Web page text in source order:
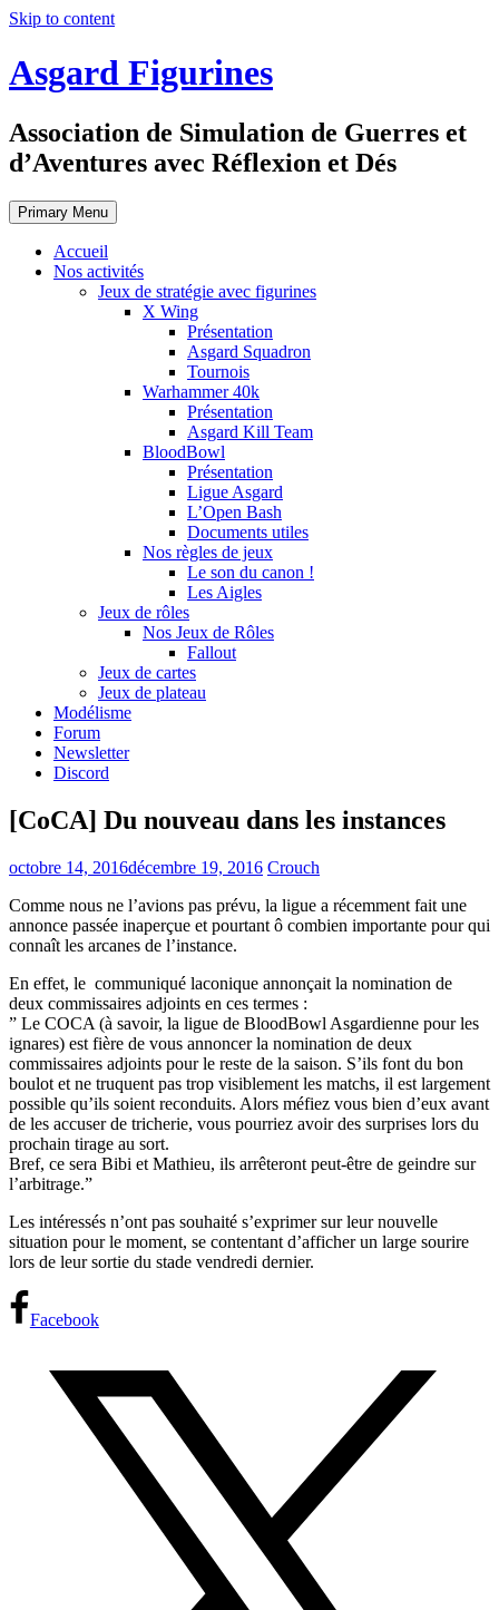
Skip to content
Asgard Figurines
Association de Simulation de Guerres et
d’Aventures avec Réflexion et Dés
Primary Menu
Accueil
Nos activités
Jeux de stratégie avec figurines
X Wing
Présentation
Asgard Squadron
Tournois
Warhammer 40k
Présentation
Asgard Kill Team
BloodBowl
Présentation
Ligue Asgard
L’Open Bash
Documents utiles
Nos règles de jeux
Le son du canon !
Les Aigles
Jeux de rôles
Nos Jeux de Rôles
Fallout
Jeux de cartes
Jeux de plateau
Modélisme
Forum
Newsletter
Discord
[CoCA] Du nouveau dans les instances
octobre 14, 2016décembre 19, 2016 Crouch
Comme nous ne l’avions pas prévu, la ligue a récemment fait une
annonce passée inaperçue et pourtant ô combien importante pour qui
connaît les arcanes de l’instance.
En effet, le communiqué laconique annonçait la nomination de
deux commissaires adjoints en ces termes :
” Le COCA (à savoir, la ligue de BloodBowl Asgardienne pour les
ignares) est fière de vous annoncer la nomination de deux
commissaires adjoints pour le reste de la saison. S’ils font du bon
boulot et ne truquent pas trop visiblement les matchs, il est largement
possible qu’ils soient reconduits. Alors méfiez vous bien d’eux avant
de les accuser de tricherie, vous pourriez avoir des surprises lors du
prochain tirage au sort.
Bref, ce sera Bibi et Mathieu, ils arrêteront peut-être de geindre sur
l’arbitrage.”
Les intéressés n’ont pas souhaité s’exprimer sur leur nouvelle
situation pour le moment, se contentant d’afficher un large sourire
lors de leur sortie du stade vendredi dernier.
Facebook